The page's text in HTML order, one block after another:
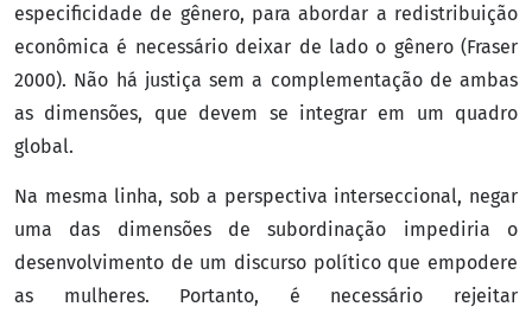
especificidade de gênero, para abordar a redistribuição
econômica é necessário deixar de lado o gênero (Fraser
2000). Não há justiça sem a complementação de ambas
as dimensões, que devem se integrar em um quadro
global.
Na mesma linha, sob a perspectiva interseccional, negar
uma das dimensões de subordinação impediria o
desenvolvimento de um discurso político que empodere
as mulheres. Portanto, é necessário rejeitar